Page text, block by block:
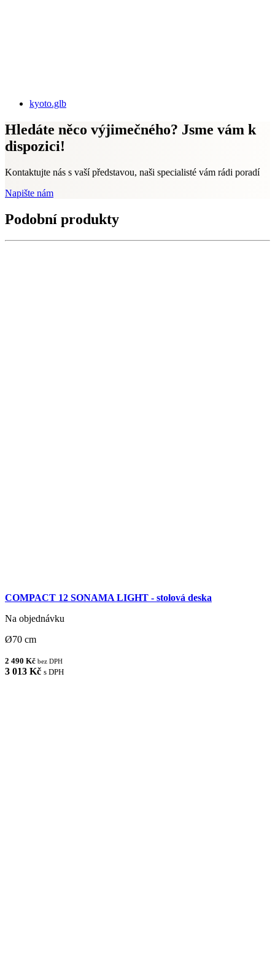
kyoto.glb
Hledáte něco výjimečného? Jsme vám k
dispozici!
Kontaktujte nás s vaší představou, naši specialisté vám rádi poradí
Napište nám
Podobní produkty
COMPACT 12 SONAMA LIGHT - stolová deska
Na objednávku
Ø70 cm
2 490 Kč bez DPH
3 013 Kč s DPH